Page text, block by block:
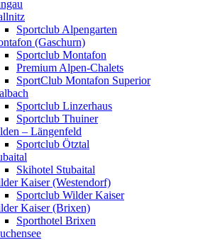
Sportclub Alpengarten
(Gaschurn)
Sportclub Montafon
Premium Alpen-Chalets
SportClub Montafon Superior
Sportclub Linzerhaus
Sportclub Thuiner
– Längenfeld
Sportclub Ötztal
Skihotel Stubaital
Kaiser (Westendorf)
Sportclub Wilder Kaiser
Kaiser (Brixen)
Sporthotel Brixen